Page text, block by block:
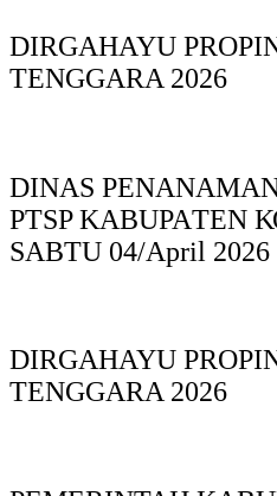
DIRGAHAYU
TENGGARA 2026
DINAS
PTSP KABUPAΤΕΝ
SABTU 04/April 2026
DIRGAHAYU
TENGGARA 2026